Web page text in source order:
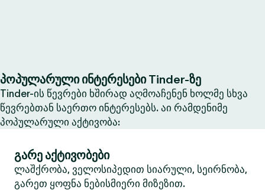
პოპულარული ინტერესები Tinder-ზე
Tinder-ის წევრები ხშირად აღმოაჩენენ ხოლმე სხვა
წევრებთან საერთო ინტერესებს. აი რამდენიმე
პოპულარული აქტივობა:
გარე აქტივობები
ლაშქრობა, ველოსიპედით სიარული, სეირნობა,
გარეთ ყოფნა ნებისმიერი მიზეზით.